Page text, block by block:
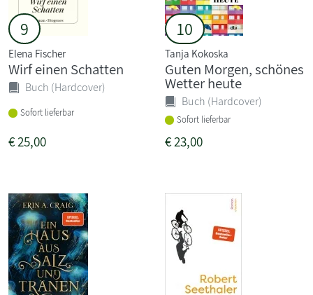
9
Elena Fischer
Wirf einen Schatten
Buch (Hardcover)
Sofort lieferbar
€25,00
10
Tanja Kokoska
Guten Morgen, schönes
Wetter heute
Buch (Hardcover)
Sofort lieferbar
€23,00